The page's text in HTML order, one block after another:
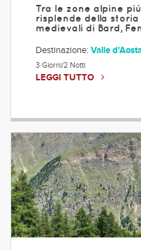
Tra le zone alpine
risplende della
medievali di Bard,
Destinazione: Valle
3 Giorni/2 Notti
LEGGI TUTTO